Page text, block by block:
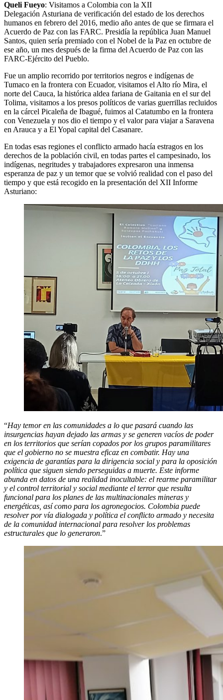
Queli Fueyo: Visitamos a Colombia con la XII
Delegación Asturiana de verificación del estado de los derechos
humanos en febrero del 2016, medio año antes de que se firmara el
Acuerdo de Paz con las FARC. Presidía la república Juan Manuel
Santos, quien sería premiado con el Nobel de la Paz en octubre de
ese año, un mes después de la firma del Acuerdo de Paz con las
FARC-Ejército del Pueblo.
Fue un amplio recorrido por territorios negros e indígenas de
Tumaco en la frontera con Ecuador, visitamos el Alto río Mira, el
norte del Cauca, la histórica aldea fariana de Gaitania en el sur del
Tolima, visitamos a los presos políticos de varias guerrillas recluidos
en la cárcel Picaleña de Ibagué, fuimos al Catatumbo en la frontera
con Venezuela y nos dio el tiempo y el valor para viajar a Saravena
en Arauca y a El Yopal capital del Casanare.
En todas esas regiones el conflicto armado hacía estragos en los
derechos de la población civil, en todas partes el campesinado, los
indígenas, negritudes y trabajadores expresaron una inmensa
esperanza de paz y un temor que se volvió realidad con el paso del
tiempo y que está recogido en la presentación del XII Informe
Asturiano:
“Hay temor en las comunidades a lo que pasará cuando las
insurgencias hayan dejado las armas y se generen vacíos de poder
en los territorios que serían copados por los grupos paramilitares
que el gobierno no se muestra eficaz en combatir. Hay una
exigencia de garantías para la dirigencia social y para la oposición
política que siguen siendo perseguidas a muerte. Este informe
abunda en datos de una realidad inocultable: el rearme paramilitar
y el control territorial y social mediante el terror que resulta
funcional para los planes de las multinacionales mineras y
energéticas, así como para los agronegocios. Colombia puede
resolver por vía dialogada y política el conflicto armado y necesita
de la comunidad internacional para resolver los problemas
estructurales que lo generaron.”